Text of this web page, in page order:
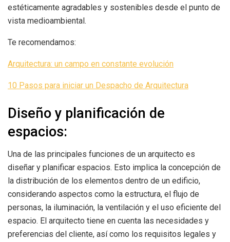
estéticamente agradables y sostenibles desde el punto de
vista medioambiental.
Te recomendamos:
Arquitectura: un campo en constante evolución
10 Pasos para iniciar un Despacho de Arquitectura
Diseño y planificación de
espacios:
Una de las principales funciones de un arquitecto es
diseñar y planificar espacios. Esto implica la concepción de
la distribución de los elementos dentro de un edificio,
considerando aspectos como la estructura, el flujo de
personas, la iluminación, la ventilación y el uso eficiente del
espacio. El arquitecto tiene en cuenta las necesidades y
preferencias del cliente, así como los requisitos legales y